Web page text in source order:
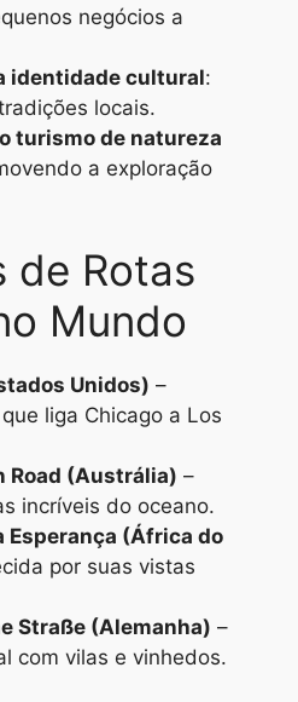
negócios a
identidade cultural:
locais.
turismo de natureza
a exploração
de Rotas
Mundo
Unidos) –
liga Chicago a Los
Road (Austrália) –
incríveis do oceano.
Esperança (África do
por suas vistas
Straße (Alemanha) –
com vilas e vinhedos.